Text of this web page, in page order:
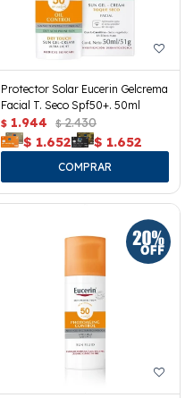
Protector Solar Eucerin Gelcrema
Facial T. Seco Spf50+. 50ml
$ 1.944 $ 2.430
$ 1.652 $ 1.652